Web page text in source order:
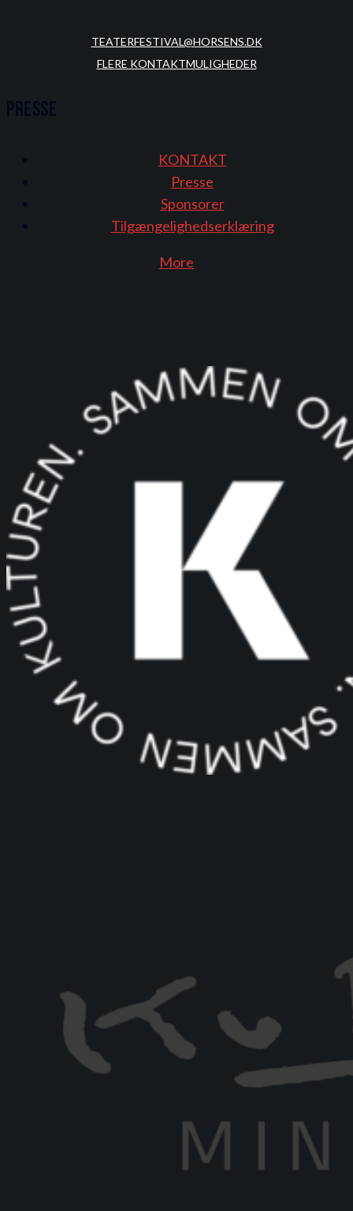
TEATERFESTIVAL@HORSENS.DK
FLERE KONTAKTMULIGHEDER
KONTAKT
Presse
Sponsorer
Tilgængelighedserklæring
More